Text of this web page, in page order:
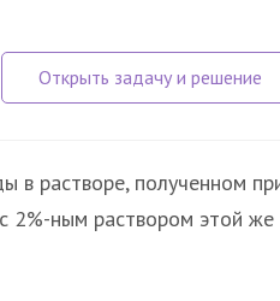
в растворе, полученном
2%-ным раствором этой